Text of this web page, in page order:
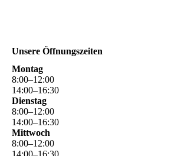
Unsere Öffnungszeiten
Montag
8:00–12:00
14:00–16:30
Dienstag
8:00–12:00
14:00–16:30
Mittwoch
8:00–12:00
14:00–16:30